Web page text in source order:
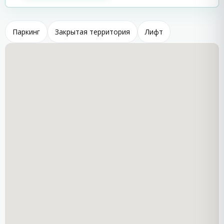
продуманной архитектурой, обеспечивающей
Квартиры и условия покупки
Паркинг Закрытая территория Лифт